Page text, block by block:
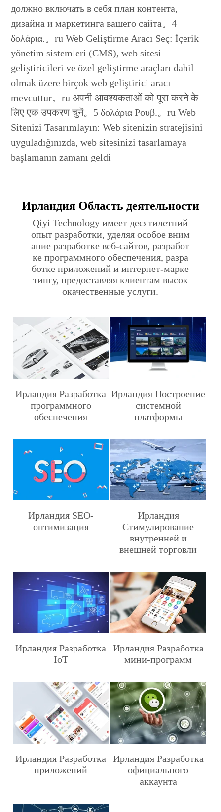
должно включать в себя план контента,
дизайна и маркетинга вашего сайта。4
δολάρια.。ru Web Geliştirme Aracı Seç: İçerik
yönetim sistemleri (CMS), web sitesi
geliştiricileri ve özel geliştirme araçları dahil
olmak üzere birçok web geliştirici aracı
mevcuttur。ru अपनी आवश्यकताओं को पूरा करने के
लिए एक उपकरण चुनें。5 δολάρια Ρουβ.。ru Web
Sitenizi Tasarımlayın: Web sitenizin stratejisini
uyguladığınızda, web sitesinizi tasarlamaya
başlamanın zamanı geldi
Ирландия Область деятельности
Qiyi Technology имеет десятилетний
опыт разработки, уделяя особое вним
ание разработке веб-сайтов, разработ
ке программного обеспечения, разра
ботке приложений и интернет-марке
тингу, предоставляя клиентам высок
окачественные услуги.
Ирландия Разработка
программного
обеспечения
Ирландия Построение
системной
платформы
Ирландия SEO-
оптимизация
Ирландия
Стимулирование
внутренней и
внешней торговли
Ирландия Разработка
IoT
Ирландия Разработка
мини-программ
Ирландия Разработка
приложений
Ирландия Разработка
официального
аккаунта